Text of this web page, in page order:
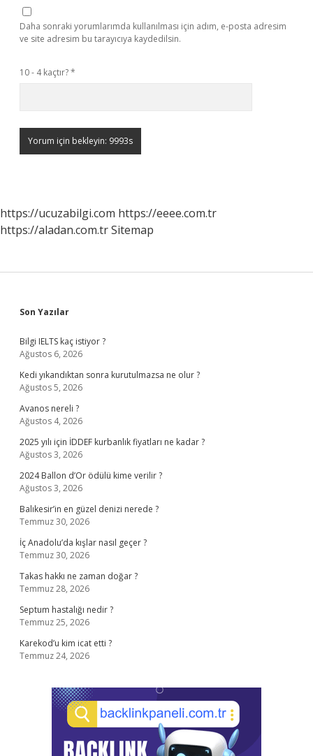
Daha sonraki yorumlarımda kullanılması için adım, e-posta adresim
ve site adresim bu tarayıcıya kaydedilsin.
10 - 4 kaçtır?*
https://ucuzabilgi.com https://eeee.com.tr
https://aladan.com.trSitemap
Sidebar
Son Yazılar
Bilgi IELTS kaç istiyor ?
Ağustos 6, 2026
Kedi yıkandıktan sonra kurutulmazsa ne olur ?
Ağustos 5, 2026
Avanos nereli ?
Ağustos 4, 2026
2025 yılı için İDDEF kurbanlık fiyatları ne kadar ?
Ağustos 3, 2026
2024 Ballon d’Or ödülü kime verilir ?
Ağustos 3, 2026
Balıkesir’in en güzel denizi nerede ?
Temmuz 30, 2026
İç Anadolu’da kışlar nasıl geçer ?
Temmuz 30, 2026
Takas hakkı ne zaman doğar ?
Temmuz 28, 2026
Septum hastalığı nedir ?
Temmuz 25, 2026
Karekod’u kim icat etti ?
Temmuz 24, 2026